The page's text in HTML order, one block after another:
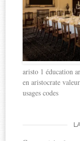
aristo 1 éducation
en aristocrate
usages codes